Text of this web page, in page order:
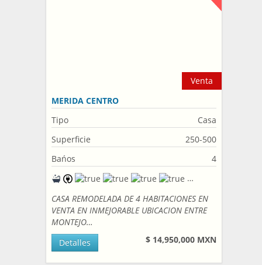
Venta
MERIDA CENTRO
Tipo
Casa
Superficie
250-500
Bańos
4
CASA REMODELADA DE 4 HABITACIONES EN
VENTA EN INMEJORABLE UBICACION ENTRE
MONTEJO…
$ 14,950,000 MXN
Detalles